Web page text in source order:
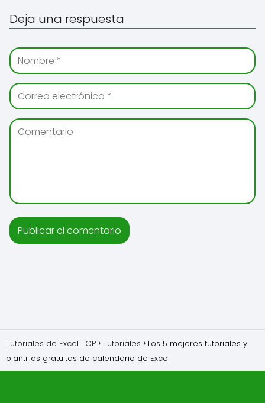
Deja una respuesta
Tutoriales de Excel TOP Tutoriales
Los 5 mejores tutoriales y
plantillas gratuitas de calendario de Excel